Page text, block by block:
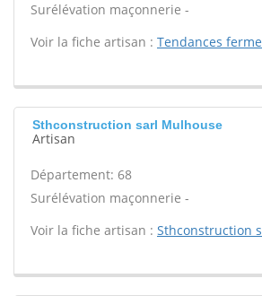
Surélévation maçonnerie -
Voir la fiche artisan : Tendances
Sthconstruction sarl Mulhouse
Artisan
Département: 68
Surélévation maçonnerie -
Voir la fiche artisan : Sthconstruction